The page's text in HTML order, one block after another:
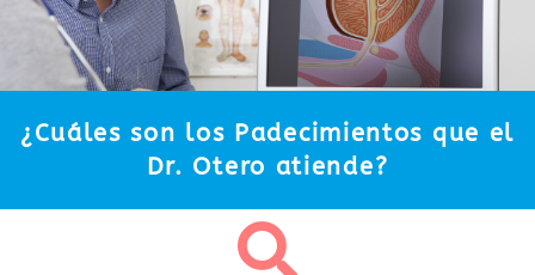
¿Cuáles son los Padecimientos que el
Dr. Otero atiende?